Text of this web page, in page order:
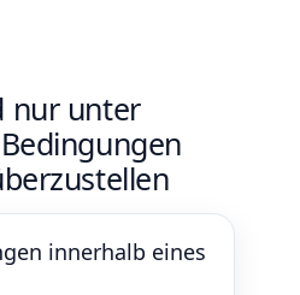
nur unter
innerhalb eines